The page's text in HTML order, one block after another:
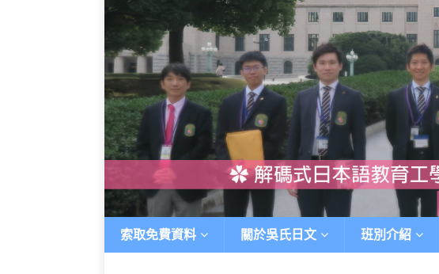
索取免費資料 關於吳氏日文 班別介紹